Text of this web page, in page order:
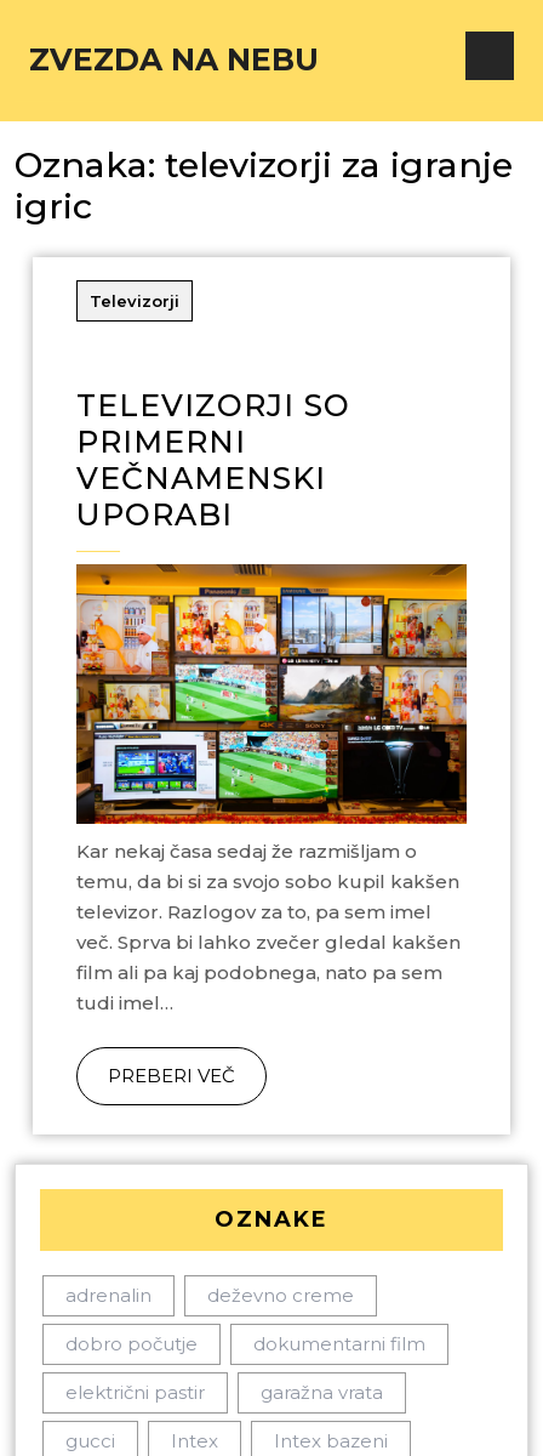
ZVEZDA NA NEBU
Oznaka: televizorji za igranje
igric
Televizorji
TELEVIZORJI SO
PRIMERNI
VEČNAMENSKI
UPORABI
Kar nekaj časa sedaj že razmišljam o
temu, da bi si za svojo sobo kupil kakšen
televizor. Razlogov za to, pa sem imel
več. Sprva bi lahko zvečer gledal kakšen
film ali pa kaj podobnega, nato pa sem
tudi imel…
PREBERI VEČ
OZNAKE
adrenalin deževno creme
dobro počutje dokumentarni film
električni pastir garažna vrata
gucci Intex Intex bazeni